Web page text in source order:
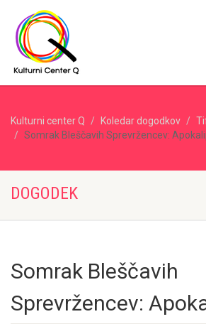
Kulturni center Q Koledar dogodkov
Somrak Bleščavih Sprevržencev:
DOGODEK
Somrak Bleščavih
Sprevržencev: